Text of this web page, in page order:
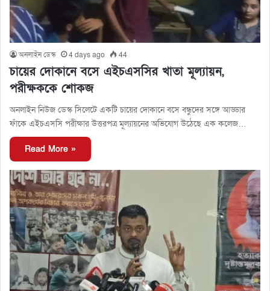
অনলাইন ডেস্ক 4 days ago 44
চায়ের দোকানে বসে এইচএসসির খাতা মূল্যায়ন,
পরীক্ষককে শোকজ
অনলাইন নিউজ ডেস্ক সিলেটে একটি চায়ের দোকানে বসে বন্ধুদের সঙ্গে আড্ডার
ফাঁকে এইচএসসি পরীক্ষার উত্তরপত্র মূল্যায়নের অভিযোগ উঠেছে এক কলেজ…
Read More »